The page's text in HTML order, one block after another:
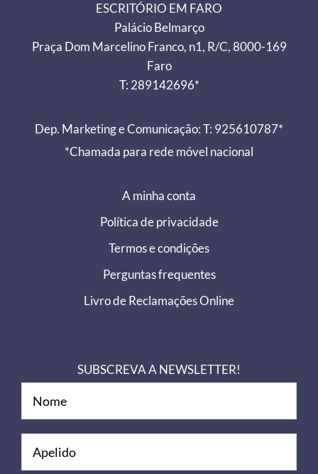
ESCRITÓRIO EM FARO
Palácio Belmarço
Praça Dom Marcelino Franco, n1, R/C, 8000-169
Faro
T: 289142696*
Dep. Marketing e Comunicação: T: 925610787*
*Chamada para rede móvel nacional
A minha conta
Política de privacidade
Termos e condições
Perguntas frequentes
Livro de Reclamações Online
SUBSCREVA A NEWSLETTER!